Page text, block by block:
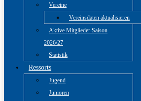
Vereine
Vereinsdaten aktualisieren
Aktive Mitglieder Saison
2026/27
Statistik
Ressorts
Jugend
Junioren